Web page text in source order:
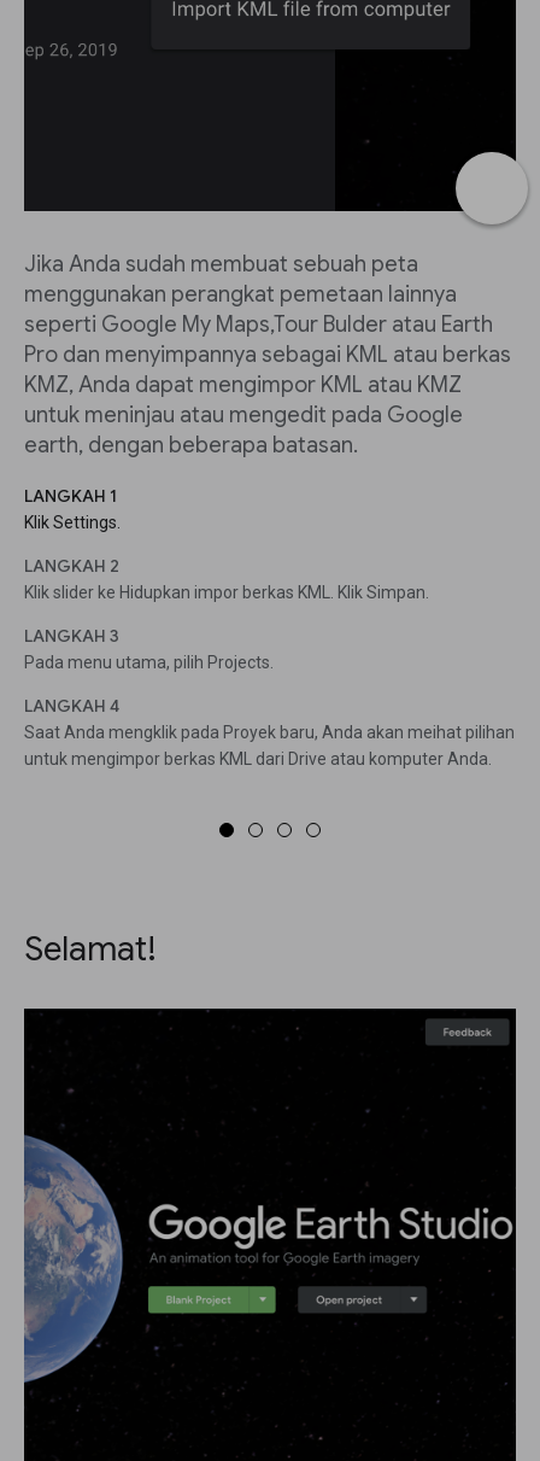
Jika Anda sudah membuat sebuah peta
menggunakan perangkat pemetaan lainnya
seperti Google My Maps,Tour Bulder atau Earth
Pro dan menyimpannya sebagai KML atau berkas
KMZ, Anda dapat mengimpor KML atau KMZ
untuk meninjau atau mengedit pada Google
earth, dengan beberapa batasan.
LANGKAH 1
Klik Settings.
LANGKAH 2
Klik slider ke Hidupkan impor berkas KML. Klik Simpan.
LANGKAH 3
Pada menu utama, pilih Projects.
LANGKAH 4
Saat Anda mengklik pada Proyek baru, Anda akan meihat pilihan
untuk mengimpor berkas KML dari Drive atau komputer Anda.
Selamat!